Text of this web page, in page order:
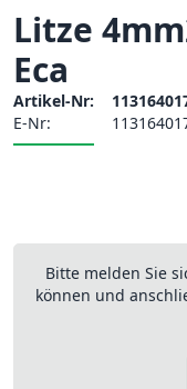
Litze
Eca
Artikel-Nr:
E-Nr:
Bitte melden Sie
können und